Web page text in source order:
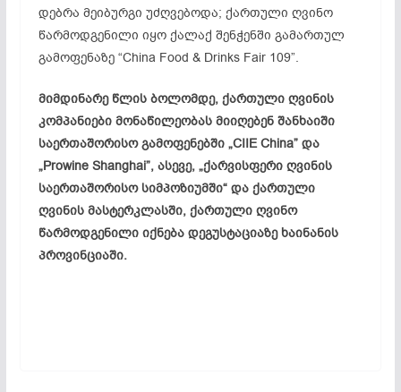
დებრა მეიბურგი უძღვებოდა; ქართული ღვინო
წარმოდგენილი იყო ქალაქ შენჭენში გამართულ
გამოფენაზე “China Food & Drinks Fair 109”.
მიმდინარე წლის ბოლომდე, ქართული ღვინის
კომპანიები მონაწილეობას მიიღებენ შანხაიში
საერთაშორისო გამოფენებში „CIIE China” და
„Prowine Shanghai”, ასევე, „ქარვისფერი ღვინის
საერთაშორისო სიმპოზიუმში“ და ქართული
ღვინის მასტერკლასში, ქართული ღვინო
წარმოდგენილი იქნება დეგუსტაციაზე ხაინანის
პროვინციაში.